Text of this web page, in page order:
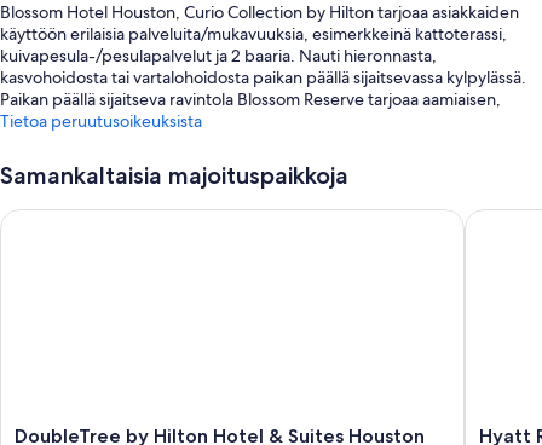
Blossom Hotel Houston, Curio Collection by Hilton tarjoaa asiakkaiden
käyttöön erilaisia palveluita/mukavuuksia, esimerkkeinä kattoterassi,
kuivapesula-/pesulapalvelut ja 2 baaria. Nauti hieronnasta,
kasvohoidosta tai vartalohoidosta paikan päällä sijaitsevassa kylpylässä.
Paikan päällä sijaitseva ravintola Blossom Reserve tarjoaa aamiaisen,
lounaan ja illallisen. Asiakkaiden käytössä on ilmainen Wi-Fi yleisissä
vuorokauden auki oleva kuntosali ja ympäri vuorokauden auki oleva
business center.
Lisäksi asiakkailla on käytössään seuraavat edut yöpymisen aikana:
Asiakasarvosteluissa ylistetään avuliasta henkilökuntaa ja sijaintia
Tietoa peruutusoikeuksista
Samankaltaisia majoituspaikkoja
DoubleTree
DoubleTree by Hilton Hotel & Suites Houston
DoubleTree by Hilton Hotel & Suites Houston by the Galleria
Hyatt
Hyatt
Hyatt